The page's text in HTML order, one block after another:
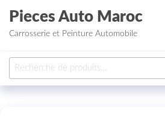
Aller au contenu
Pieces Auto Maroc
Carrosserie et Peinture Automobile
Recherche pour :